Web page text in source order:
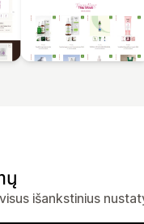
išankstinius